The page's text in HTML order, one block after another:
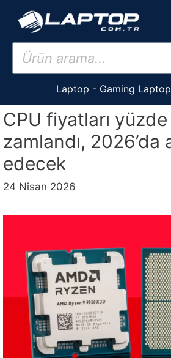
Products
search
Laptop - Gaming Laptop
CPU fiyatları
zamlandı, 2026’da
edecek
24 Nisan 2026